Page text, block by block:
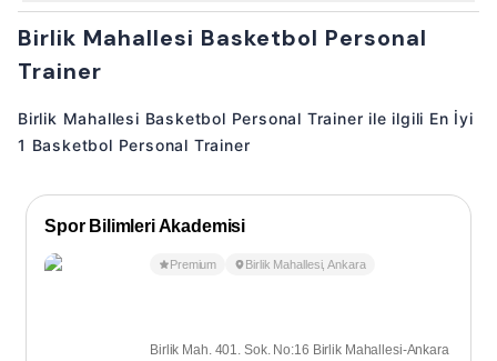
Birlik Mahallesi Basketbol Personal
Trainer
Birlik Mahallesi Basketbol Personal Trainer ile ilgili En İyi
1 Basketbol Personal Trainer
Spor Bilimleri Akademisi
Premium Birlik Mahallesi,Ankara
Birlik Mah. 401. Sok. No:16 Birlik Mahallesi-Ankara